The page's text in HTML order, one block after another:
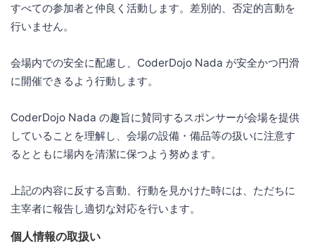
すべての参加者と仲良く活動します。差別的、否定的言動を
行いません。
会場内での安全に配慮し、CoderDojo Nada が安全かつ円滑
に開催できるよう行動します。
CoderDojo Nada の趣旨に賛同するスポンサーが会場を提供
していることを理解し、会場の設備・備品等の扱いに注意す
るとともに場内を清潔に保つよう努めます。
上記の内容に反する言動、行動を見かけた時には、ただちに
主宰者に報告し適切な対応を行います。
個人情報の取扱い